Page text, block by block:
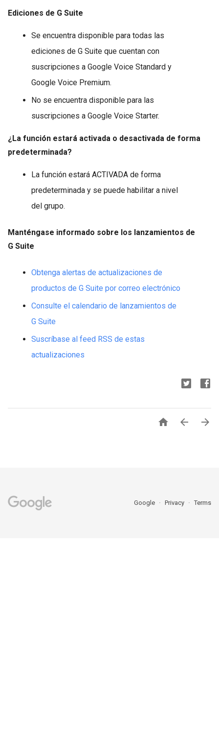
Ediciones de G Suite
Se encuentra disponible para todas las
ediciones de G Suite que cuentan con
suscripciones a Google Voice Standard y
Google Voice Premium.
No se encuentra disponible para las
suscripciones a Google Voice Starter.
¿La función estará activada o desactivada de forma
predeterminada?
La función estará ACTIVADA de forma
predeterminada y se puede habilitar a nivel
del grupo.
Manténgase informado sobre los lanzamientos de
G Suite
Obtenga alertas de actualizaciones de
productos de G Suite por correo electrónico
Consulte el calendario de lanzamientos de
G Suite
Suscríbase al feed RSS de estas
actualizaciones
  
Google Privacy Terms